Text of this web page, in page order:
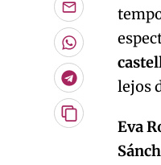
Enviar
por
Email
Whatsapp
Telegram
Copiar
lejos
Eva